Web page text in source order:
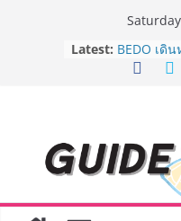
Latest: AirAsia X
ยาวนานก
“BIO
ระดับผลิต
พาณิชย์อย่
ปะทะ ฟิลิป